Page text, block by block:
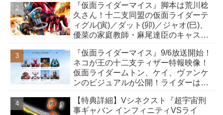
も！
『仮面ライダーマイス』脚本は荒川稔
久さん！十二支同盟の仮面ライダーテ
ィグル(寅)／ダット(卯)／ジャオ(巳)、
優菜の家庭教師・麻尾達臣のキャスト
んも変身！
『仮面ライダーマイス』9/6放送開始！
ネコが王の十二支ティザー特報映像！
仮面ライダームトン、ケイ、ヴァンケ
ンのビジュアルが公開！ライダーは子
【特典詳細】Vシネクスト『超宇宙刑
事ギャバン インフィニティVSライ